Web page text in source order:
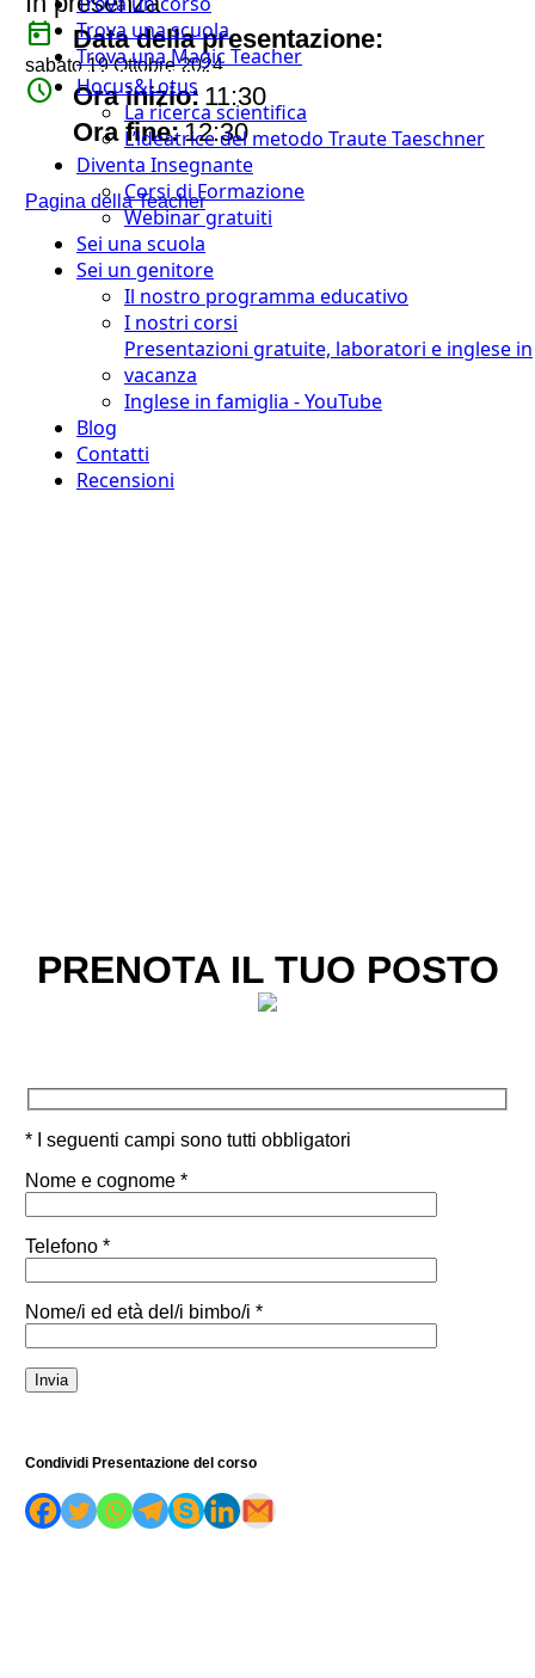
Trova una scuola
Trova una Magic Teacher
Hocus&Lotus
La ricerca scientifica
L’ideatrice del metodo Traute Taeschner
Diventa Insegnante
Corsi di Formazione
Webinar gratuiti
Sei una scuola
Sei un genitore
Il nostro programma educativo
I nostri corsi
Presentazioni gratuite, laboratori e inglese in
vacanza
Inglese in famiglia - YouTube
Blog
Contatti
Recensioni
today Data della presentazione:
sabato 19 Ottobre 2024
watch_later Ora inizio: 11:30
Ora fine:12:30
Pagina della Teacher
PRENOTA IL TUO POSTO
* I seguenti campi sono tutti obbligatori
Nome e cognome *
Telefono *
Nome/i ed età del/i bimbo/i *
Condividi Presentazione del corso